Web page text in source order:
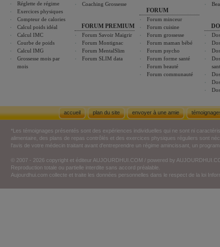
Réglette de régime
Exercices physiques
Compteur de calories
Calcul poids idéal
Calcul IMC
Courbe de poids
Calcul IMG
Grossesse mois par
mois
Coaching Grossesse
FORUM PREMIUM
Forum Savoir Maigrir
Forum Montignac
Forum MentalSlim
Forum SLIM data
FORUM
Forum minceur
Forum cuisine
Forum grossesse
Forum maman bébé
Forum psycho
Forum forme santé
Forum beauté
Forum communauté
accueil plan du site envoyer à une amie
*Les témoignages présentés sont des expériences individuelles qui ne sont ni
alimentaire, des plans de repas contrôlés et des exercices physiques réguliers sont
l'avis de votre médecin traitant avant d'entreprendre un régime amincissant, un
© 2007 - 2026 copyright et éditeur AUJOURDHUI.COM / powered by
Reproduction totale ou partielle interdite sans accord préalable.
Aujourdhui.com collecte et traite les données personnelles dans le respect de la loi